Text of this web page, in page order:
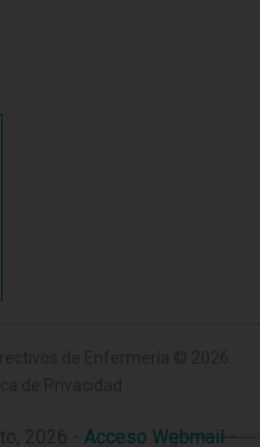
Acceso Webmail -